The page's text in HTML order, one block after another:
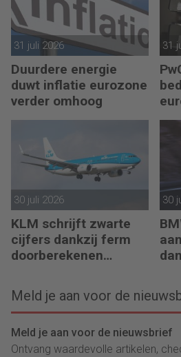
31 juli 2026
Duurdere energie
duwt inflatie eurozone
verder omhoog
31
30 juli 2026
KLM schrijft zwarte
cijfers dankzij ferm
doorberekenen
30
Meld je aan voor de
Meld je aan voor de nieuwsbrief
Ontvang waardevolle artikelen,